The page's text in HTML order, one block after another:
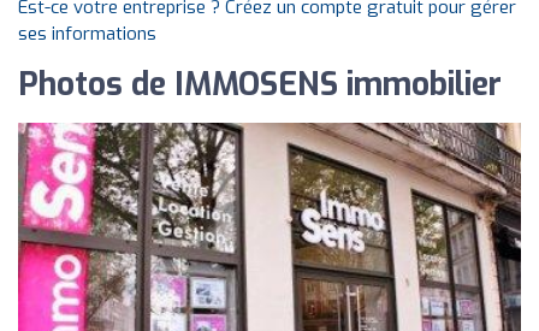
Est-ce votre entreprise ? Créez un compte gratuit pour gérer
ses informations
Photos de IMMOSENS immobilier